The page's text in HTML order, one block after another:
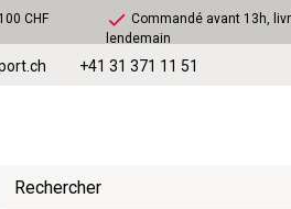
CHF check Commandé avant 13h,
lendemain
+41 31 371 11 51